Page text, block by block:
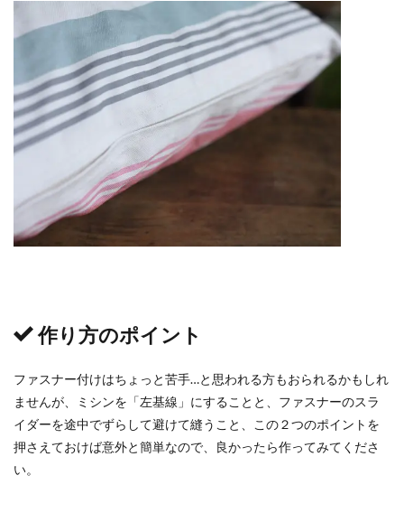
作り方のポイント
ファスナー付けはちょっと苦手…と思われる方もおられるかもしれ
ませんが、ミシンを「左基線」にすることと、ファスナーのスラ
イダーを途中でずらして避けて縫うこと、この２つのポイントを
押さえておけば意外と簡単なので、良かったら作ってみてくださ
い。